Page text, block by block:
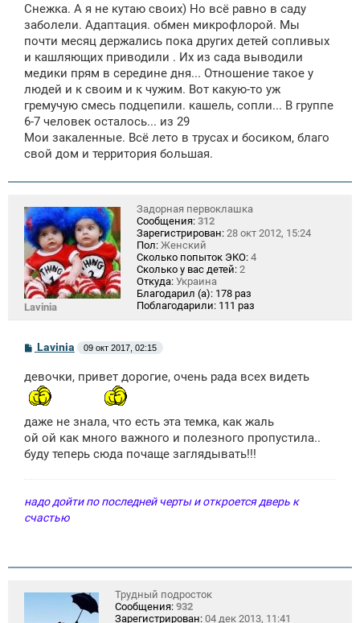
б
щ
н
и
Cнежка. А я не кутаю своих) Но всё равно в саду
заболели. Адаптация. обмен микрофлорой. Мы
почти месяц держались пока других детей сопливых
и кашляющих приводили . Их из сада выводили
медики прям в середине дня... Отношение такое у
людей и к своим и к чужим. Вот какую-то уж
гремучую смесь подцепили. кашель, сопли... В группе
6-7 человек осталось... из 29
Мои закаленные. Всё лето в трусах и босиком, благо
свой дом и территория большая.
Lavinia
Задорная первоклашка
Сообщения: 312
Зарегистрирован: 28 окт 2012, 15:24
Пол: Женский
Сколько попыток ЭКО: 4
Сколько у вас детей: 2
Откуда: Украина
Благодарил (а): 178 раз
Поблагодарили: 111 раз
С
о
б
щ
е
и
е
Lavinia 09 окт 2017, 02:15
девочки, привет дорогие, очень рада всех видеть
даже не знала, что есть эта темка, как жаль
ой ой как много важного и полезного пропустила..
буду теперь сюда почаще заглядывать!!!
надо дойти по последней черты и откроется дверь к
счастью
Трудный подросток
Сообщения: 932
Зарегистрирован: 04 дек 2013, 11:41